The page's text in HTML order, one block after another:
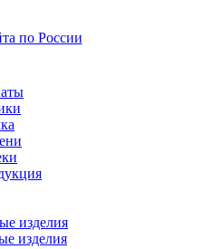
по России
изделия
изделия